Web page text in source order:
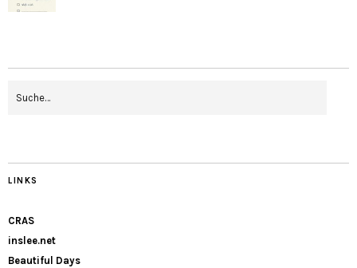
LINKS
CRAS
inslee.net
Beautiful Days